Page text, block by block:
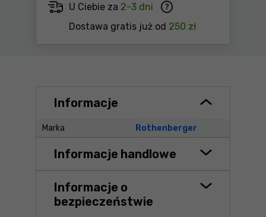
U Ciebie za 2-3 dni
Dostawa gratis już od 250 zł
Informacje
Marka Rothenberger
Informacje handlowe
Informacje o
bezpieczeństwie